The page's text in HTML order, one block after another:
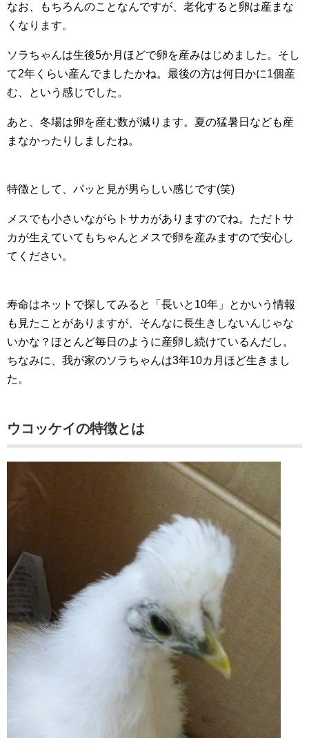
なお、もちろんのことなんですが、老化すると卵は産まな
くなります。
ソラちゃんは生後5か月ほどで卵を産みはじめました。そし
て2年くらい産んでましたかね。最後の方は何日かに1個産
む、という感じでした。
あと、冬場は卵を産む数が減ります。夏の猛暑日なども産
まなかったりしましたね。
特徴として、パッと見が男らしい感じです(笑)
メスでも小さいながらトサカがありますのでね。ただトサ
カが生えていてもちゃんとメスで卵を産みますので安心し
てください。
寿命はネットで探してみると「長いと10年」とかいう情報
も見たことがありますが、そんなに長生きしないんじゃな
いかな？ほとんど毎日のように産卵し続けているんだし。
ちなみに、我が家のソラちゃんは3年10カ月ほど生きまし
た。
ウコッケイの特徴とは